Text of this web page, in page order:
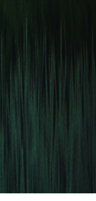
aan met Kaapverdië.